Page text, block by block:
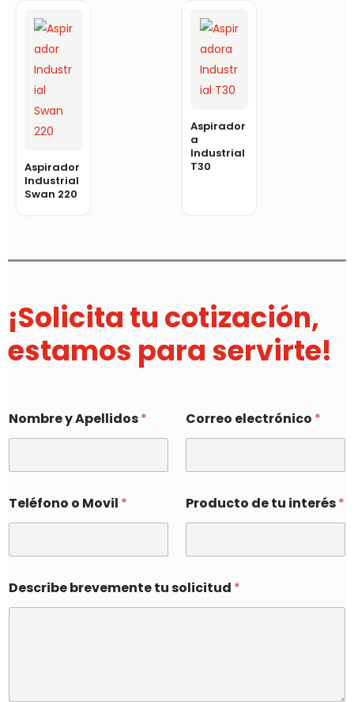
Aspirador
Industrial
Swan 220
Aspirador
a
Industrial
T30
¡Solicita tu cotización,
estamos para servirte!
Nombre y Apellidos* Correo electrónico *
Teléfono o Movil * Producto de tu interés*
Describe brevemente tu solicitud *